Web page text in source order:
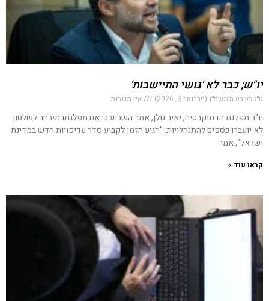
יו"ש; כבר לא 'גושי התיישבות'
ט״ז בשבט ה׳תשפ״ו (פברואר 3, 2026) אין תגובות
יו"ר מפלגת הדמוקרטים, יאיר גולן, אמר השבוע כי אם מפלגתו תיבחר לשלטון
לא יועברו כספים להתנחלויות. "הגיע הזמן לקבוע סדר עדיפויות חדש במדינת
ישראל", אמר
קראו עוד »